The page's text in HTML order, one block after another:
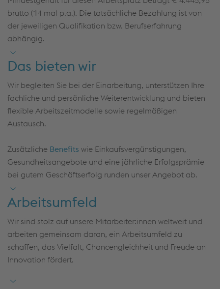
methodischer Ansätze in den Bereichen
Risikomanagement, ISMS-Kontrollen und Compliance
Offen für Weiterbildungen im IT Security Bereich
brutto (14 mal p.a.). Die tatsächliche Bezahlung ist von
der jeweiligen Qualifikation bzw. Berufserfahrung
abhängig.
Das bieten wir
Wir begleiten Sie bei der Einarbeitung, unterstützen Ihre
fachliche und persönliche Weiterentwicklung und bieten
flexible Arbeitszeitmodelle sowie regelmäßigen
Austausch.
Zusätzliche Benefits wie Einkaufsvergünstigungen,
Gesundheitsangebote und eine jährliche Erfolgsprämie
bei gutem Geschäftserfolg runden unser Angebot ab.
Arbeitsumfeld
Wir sind stolz auf unsere Mitarbeiter:innen weltweit und
arbeiten gemeinsam daran, ein Arbeitsumfeld zu
schaffen, das Vielfalt, Chancengleichheit und Freude an
Innovation fördert.